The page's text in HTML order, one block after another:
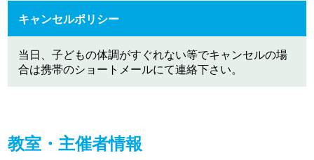
キャンセルポリシー
当日、子どもの体調がすぐれない等でキャンセルの場
合は携帯のショートメールにて連絡下さい。
教室・主催者情報